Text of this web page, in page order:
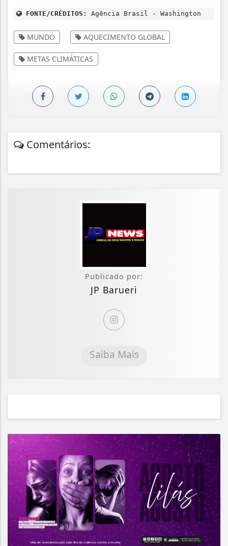
FONTE/CRÉDITOS: Agência Brasil - Washington
MUNDO AQUECIMENTO GLOBAL
METAS CLIMÁTICAS
Comentários:
Publicado por:
JP Barueri
Saiba Mais